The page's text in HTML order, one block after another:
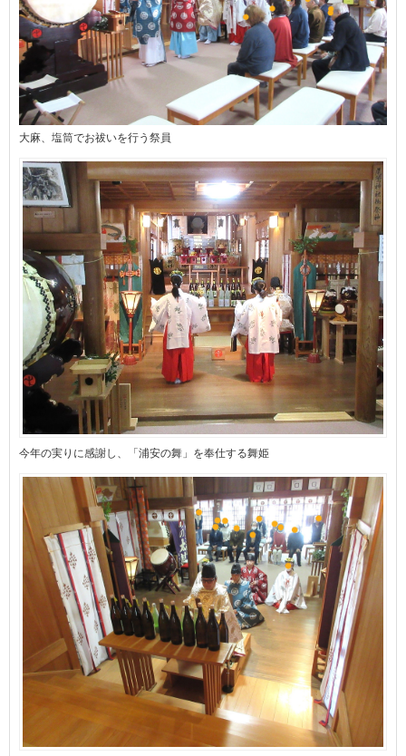
大麻、塩筒でお祓いを行う祭員
今年の実りに感謝し、「浦安の舞」を奉仕する舞姫